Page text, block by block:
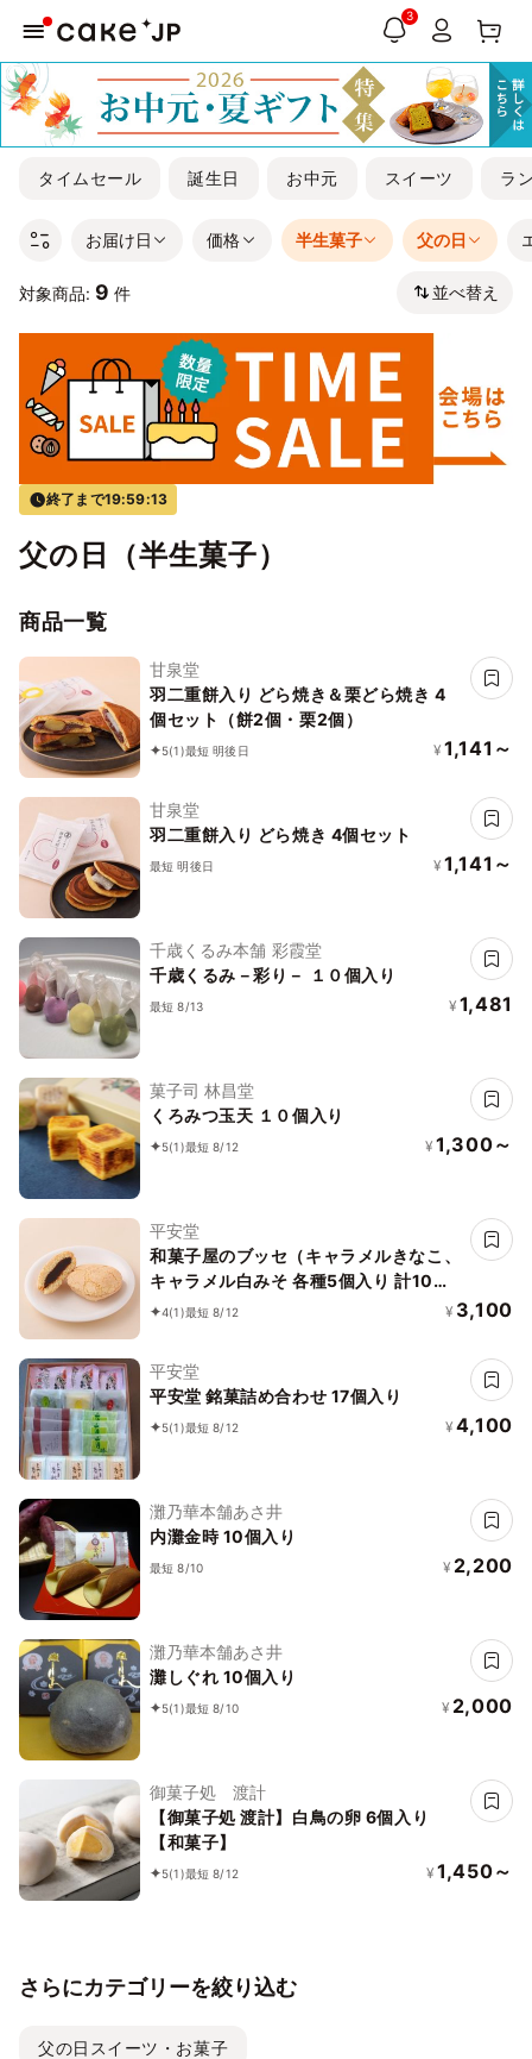
3
タイムセール 誕生日 お中元 スイーツ ラ
お届け日 価格 半生菓子 父の日
対象商品: 9 件 並べ替え
終了まで19:59:13
父の日（半生菓子）
商品一覧
甘泉堂
羽二重餅入り どら焼き＆栗どら焼き 4
個セット（餅2個・栗2個）
5(1)最短 明後日 ¥ 1,141～
甘泉堂
羽二重餅入り どら焼き 4個セット
最短 明後日 ¥ 1,141～
千歳くるみ本舗 彩霞堂
千歳くるみ－彩り－ １０個入り
最短 8/13 ¥ 1,481
菓子司 林昌堂
くろみつ玉天 １０個入り
5(1)最短 8/12 ¥ 1,300～
平安堂
和菓子屋のブッセ（キャラメルきなこ、
キャラメル白みそ 各種5個入り 計10個
入）
4(1)最短 8/12 ¥ 3,100
平安堂
平安堂 銘菓詰め合わせ 17個入り
5(1)最短 8/12 ¥ 4,100
灘乃華本舗あさ井
内灘金時 10個入り
最短 8/10 ¥ 2,200
灘乃華本舗あさ井
灘しぐれ 10個入り
5(1)最短 8/10 ¥ 2,000
御菓子処 渡計
【御菓子処 渡計】白鳥の卵 6個入り
【和菓子】
5(1)最短 8/12 ¥ 1,450～
さらにカテゴリーを絞り込む
父の日スイーツ・お菓子